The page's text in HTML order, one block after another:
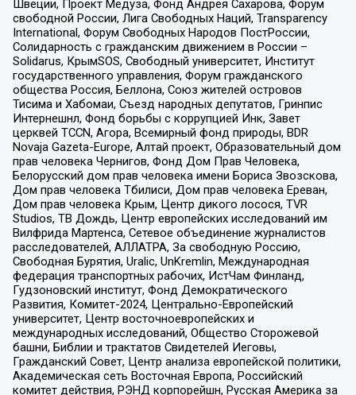
Швеции, Проект Медуза, Фонд Андрея Сахарова, Форум
свободной России, Лига Свободных Наций, Transparеncy
International, Форум Свободных Народов ПостРоссии,
Солидарность с гражданским движением в России –
Solidarus, КрымSOS, Свободный университет, Институт
государственного управления, Форум гражданского
общества Россия, Беллона, Союз жителей островов
Тисима и Хабомаи, Съезд народных депутатов, Гринпис
Интернешнл, Фонд борьбы с коррупцией Инк, Завет
церквей TCCN, Агора, Всемирный фонд природы, BDR
Novaja Gazeta-Europe, Алтай проект, Образовательный дом
прав человека Чернигов, Фонд Дом Прав Человека,
Белорусский дом прав человека имени Бориса Звозскова,
Дом прав человека Тбилиси, Дом прав человека Ереван,
Дом прав человека Крым, Центр дикого лосося, TVR
Studios, ТВ Дождь, Центр европейских исследований им
Вилфрида Мартенса, Сетевое объединение журналистов
расследователей, АЛЛАТРА, За свободную Россию,
Свободная Бурятия, Uralic, UnKremlin, Международная
федерация транспортных рабочих, ИстЧам Финланд,
Гудзоновский институт, Фонд Демократического
Развития, Комитет-2024, Центрально-Европейский
университет, Центр восточноевропейских и
международных исследований, Общество Сторожевой
башни, Библии и трактатов Свидетелей Иеговы,
Гражданский Совет, Центр анализа европейской политики,
Академическая сеть Восточная Европа, Российский
комитет действия, РЭНД корпорейшн, Русская Америка за